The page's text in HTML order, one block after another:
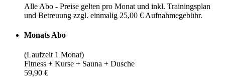
Alle Abo - Preise gelten pro Monat und inkl. Trainingsplan
und Betreuung zzgl. einmalig 25,00 € Aufnahmegebühr.
Monats Abo
(Laufzeit 1 Monat)
Fitness + Kurse + Sauna + Dusche
59,90 €